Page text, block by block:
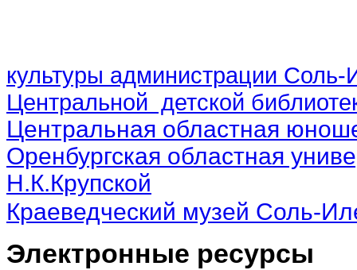
культуры администрации Соль-
Центральной детской
Центральная областная
Оренбургская областная
Н.К.Крупской
Краеведческий музей Соль-
Электронные ресурсы